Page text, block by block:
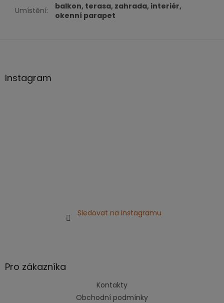
Umístění:
balkon, terasa, zahrada, interiér,
okenní parapet
aInstagram
Sledovat na Instagramu
Pro zákazníka
Kontakty
Obchodní podmínky